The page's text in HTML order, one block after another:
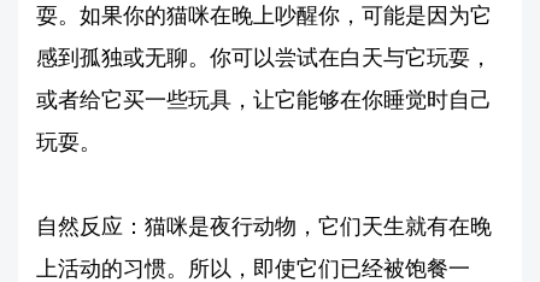
耍。如果你的猫咪在晚上吵醒你，可能是因为它
感到孤独或无聊。你可以尝试在白天与它玩耍，
或者给它买一些玩具，让它能够在你睡觉时自己
玩耍。
自然反应：猫咪是夜行动物，它们天生就有在晚
上活动的习惯。所以，即使它们已经被饱餐一